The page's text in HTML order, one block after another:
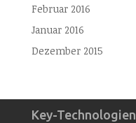
Februar 2016
Januar 2016
Dezember 2015
Key-Technologien